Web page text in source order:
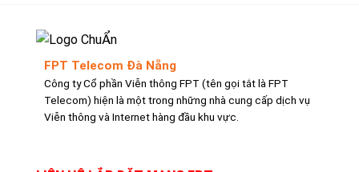
FPT Telecom Đà Nẵng
Công ty Cổ phần Viễn thông FPT (tên gọi tắt là FPT
Telecom) hiện là một trong những nhà cung cấp dịch vụ
Viễn thông và Internet hàng đầu khu vực.